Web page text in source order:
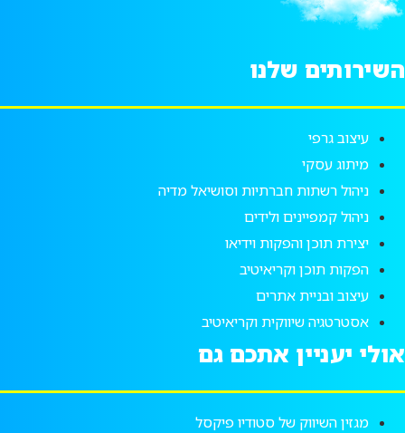
השירותים שלנו
עיצוב גרפי
מיתוג עסקי
ניהול רשתות חברתיות וסושיאל מדיה
ניהול קמפיינים ולידים
יצירת תוכן והפקות וידיאו
הפקות תוכן וקריאיטיב
עיצוב ובניית אתרים
אסטרטגיה שיווקית וקריאיטיב
אולי יעניין אתכם גם
מגזין השיווק של סטודיו פיקסל